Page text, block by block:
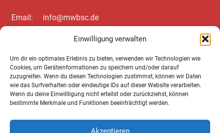
Einwilligung verwalten
Um dir ein optimales Erlebnis zu bieten, verwenden wir Technologien wie
Cookies, um Geräteinformationen zu speichern und/oder darauf
zuzugreifen. Wenn du diesen Technologien zustimmst, können wir Daten
wie das Surfverhalten oder eindeutige IDs auf dieser Website verarbeiten.
Wenn du deine Einwillligung nicht erteilst oder zurückziehst, können
bestimmte Merkmale und Funktionen beeinträchtigt werden.
Akzeptieren
Email: info@mwbsc.de
Telefon: +49 89 / 20 00 35 62
Wichtiges zum Schluss
Cookie Notice